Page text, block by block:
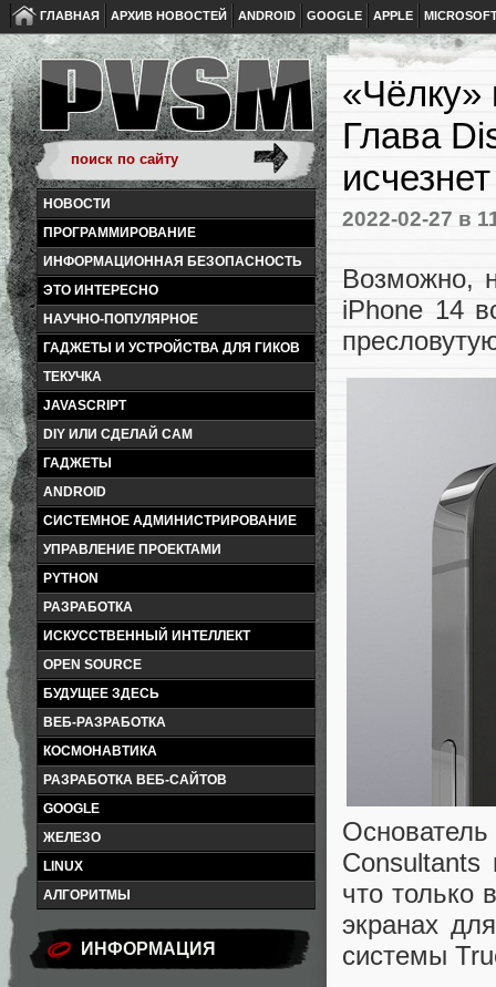
ГЛАВНАЯ АРХИВ НОВОСТЕЙ ANDROID GOOGLE APPLE
НОВОСТИ
ПРОГРАММИРОВАНИЕ
ИНФОРМАЦИОННАЯ БЕЗОПАСНОСТЬ
ЭТО ИНТЕРЕСНО
НАУЧНО-ПОПУЛЯРНОЕ
ГАДЖЕТЫ И УСТРОЙСТВА ДЛЯ ГИКОВ
ТЕКУЧКА
JAVASCRIPT
DIY ИЛИ СДЕЛАЙ САМ
ГАДЖЕТЫ
ANDROID
СИСТЕМНОЕ АДМИНИСТРИРОВАНИЕ
УПРАВЛЕНИЕ ПРОЕКТАМИ
PYTHON
РАЗРАБОТКА
ИСКУССТВЕННЫЙ ИНТЕЛЛЕКТ
OPEN SOURCE
БУДУЩЕЕ ЗДЕСЬ
ВЕБ-РАЗРАБОТКА
КОСМОНАВТИКА
РАЗРАБОТКА ВЕБ-САЙТОВ
GOOGLE
ЖЕЛЕЗО
LINUX
АЛГОРИТМЫ
ИНФОРМАЦИЯ
«Чёлку»
Глава
2022-02-27 в
Возможно,
iPhone 14
что только
экранах
системы